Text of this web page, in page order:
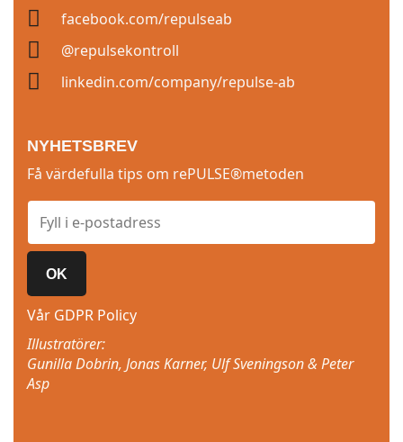
facebook.com/repulseab
@repulsekontroll
linkedin.com/company/repulse-ab
NYHETSBREV
Få värdefulla tips om rePULSE®metoden
OK
Vår GDPR Policy
Illustratörer:
Gunilla Dobrin, Jonas Karner, Ulf Sveningson & Peter
Asp